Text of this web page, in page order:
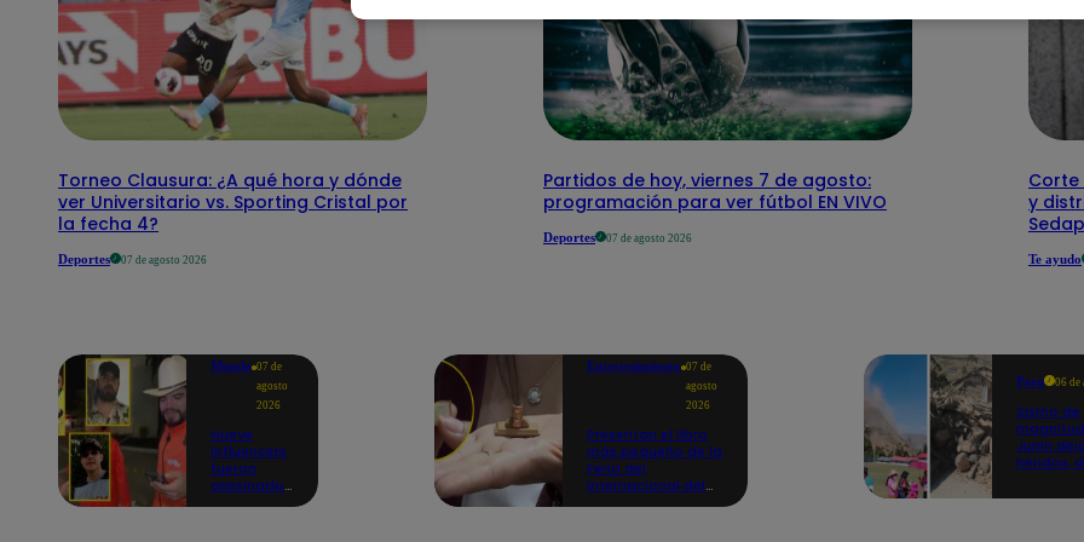
Torneo Clausura: ¿A qué hora y dónde
ver Universitario vs. Sporting Cristal por
la fecha 4?
Deportes 07 de agosto 2026
Partidos de hoy, viernes 7 de agosto:
programación para ver fútbol EN VIVO
Deportes 07 de agosto 2026
Corte
y
Te ayudo
Mundo 07 de
agosto
2026
Nueve
influencers
fueron
asesinados
Entretenimiento 07 de
agosto
2026
Presentan el libro
más pequeño de la
Feria del
Internacional del
Perú 06 de
Sismo de
Junín
heridos,
propició